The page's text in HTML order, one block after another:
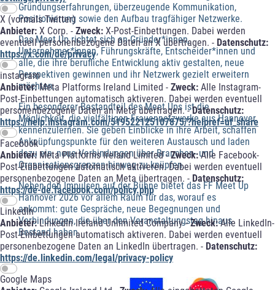
X (vormals Twitter)
Anbieter: X Corp. - Zweck: X-Post-Einbettungen. Dabei werden
eventuell personenbezogene Daten an X übertragen. - Datenschutz:
https://x.com/de/privacy
instagram
Anbieter:Meta Platforms Ireland Limited - Zweck: Alle Instagram-
Post-Einbettungen automatisch aktiveren. Dabei werden eventuell
personenbezogene Daten an Meta übertragen. -Datenschutz:
https://help.instagram.com/519522125107875/?helpref=uf_share
Facebook
Anbieter: Meta Platforms Ireland Limited -Zweck:Alle Facebook-
Post-Einbettungen automatisch aktiveren. Dabei werden eventuell
personenbezogene Daten an Meta übertragen. - Datenschutz:
https://de-de.facebook.com/policy.php
LinkedIn
Anbieter:LinkedIn Ireland Unlimited Company -Zweck:Alle LinkedIn-
Post-Einbettungen automatisch aktiveren. Dabei werden eventuell
personenbezogene Daten an LinkedIn übertragen. - Datenschutz:
https://de.linkedin.com/legal/privacy-policy
Google Maps
Gründungserfahrungen, überzeugende Kommunikation,
Positionierung sowie den Aufbau tragfähiger Netzwerke.
Das Meet Up richtet sich an Gründer*innen,
Unternehmer*innen, Führungskräfte, Entscheider*innen und
alle, die ihre berufliche Entwicklung aktiv gestalten, neue
Perspektiven gewinnen und ihr Netzwerk gezielt erweitern
möchten.
Ein besonderer Bestandteil des Meet Ups ist die
Möglichkeit, die vielfältigen Frauennetzwerke aus Hannover
kennenzulernen. Sie geben Einblicke in ihre Arbeit, schaffen
Anknüpfungspunkte für den weiteren Austausch und laden
dazu ein, neue Verbindungen über Branchen- und
Organisationsgrenzen hinweg zu knüpfen.
Neben den Impulsen auf der Bühne bietet das FF Meet Up
Hannover 2026 vor allem Raum für das, worauf es
ankommt: gute Gespräche, neue Begegnungen und
Verbindungen, die über den Veranstaltungstag hinaus
Bestand haben.